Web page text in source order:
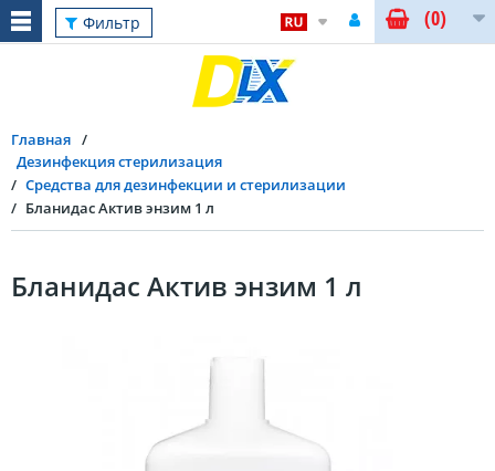
Фильтр (0)
Главная
Дезинфекция стерилизация
Средства для дезинфекции и стерилизации
Бланидас Актив энзим 1 л
Бланидас Актив энзим 1 л